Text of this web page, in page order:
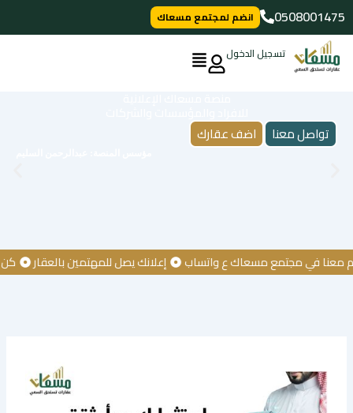
تخطي
إلى
المحتوى
0508001475
انضم لمجتمع مسعاك
تسجيل الدخول
تواصل معنا اضف عقارك
في مجتمع مسعاك ع واتساب إعلانك يصل للمهتمين بالعقار كن أول